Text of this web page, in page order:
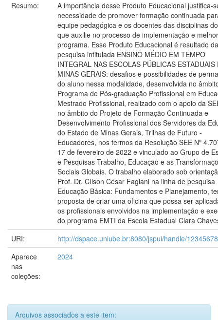
Resumo:
A importância desse Produto Educacional justifica-
necessidade de promover formação continuada
equipe pedagógica e os docentes das disciplinas
que auxilie no processo de implementação e
programa. Esse Produto Educacional é resultado da
pesquisa intitulada ENSINO MÉDIO EM TEMPO
INTEGRAL NAS ESCOLAS PÚBLICAS ESTADUAIS
MINAS GERAIS: desafios e possibilidades de
do aluno nessa modalidade, desenvolvida no
Programa de Pós-graduação Profissional em
Mestrado Profissional, realizado com o apoio da
no âmbito do Projeto de Formação Continuada e
Desenvolvimento Profissional dos Servidores da
do Estado de Minas Gerais, Trilhas de Futuro -
Educadores, nos termos da Resolução SEE Nº
17 de fevereiro de 2022 e vinculado ao Grupo de
e Pesquisas Trabalho, Educação e as
Sociais Globais. O trabalho elaborado sob
Prof. Dr. Cílson César Fagiani na linha de pesquisa
Educação Básica: Fundamentos e Planejamento,
proposta de criar uma oficina que possa ser
os profissionais envolvidos na implementação e
do programa EMTI da Escola Estadual Clara
URI:
http://dspace.uniube.br:8080/jspui/handle/
Aparece
nas
coleções:
2024
Arquivos associados a este item: